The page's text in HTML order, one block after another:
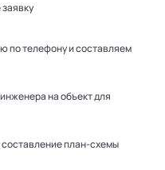
по телефону и составляем
на объект для
план-схемы